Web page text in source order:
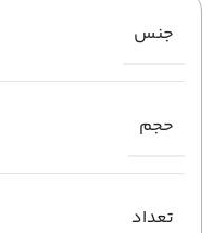
جنس
حجم
تعداد